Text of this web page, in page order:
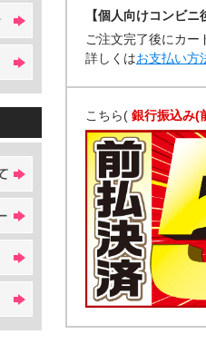
【個人向けコンビニ
ご注文完了後にカー
詳しくはお支払い方
こちら( 銀行振込み(